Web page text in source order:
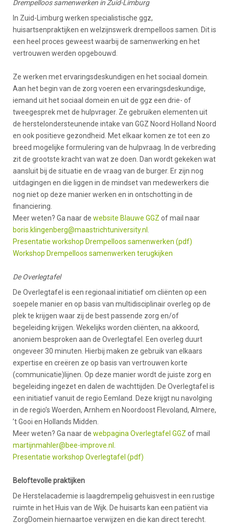
Drempelloos samenwerken in Zuid-Limburg
In Zuid-Limburg werken specialistische ggz,
huisartsenpraktijken en welzijnswerk drempelloos samen. Dit is
een heel proces geweest waarbij de samenwerking en het
vertrouwen werden opgebouwd.
Ze werken met ervaringsdeskundigen en het sociaal domein.
Aan het begin van de zorg voeren een ervaringsdeskundige,
iemand uit het sociaal domein en uit de ggz een drie- of
tweegesprek met de hulpvrager. Ze gebruiken elementen uit
de herstelondersteunende intake van GGZ Noord Holland Noord
en ook positieve gezondheid. Met elkaar komen ze tot een zo
breed mogelijke formulering van de hulpvraag. In de verbreding
zit de grootste kracht van wat ze doen. Dan wordt gekeken wat
aansluit bij de situatie en de vraag van de burger. Er zijn nog
uitdagingen en die liggen in de mindset van medewerkers die
nog niet op deze manier werken en in ontschotting in de
financiering.
Meer weten? Ga naar de website Blauwe GGZ of mail naar
boris.klingenberg@maastrichtuniversity.nl
Presentatie workshop Drempelloos samenwerken (pdf)
Workshop Drempelloos samenwerken terugkijken
De Overlegtafel
De Overlegtafel is een regionaal initiatief om cliënten op een
soepele manier en op basis van multidisciplinair overleg op de
plek te krijgen waar zij de best passende zorg en/of
begeleiding krijgen. Wekelijks worden cliënten, na akkoord,
anoniem besproken aan de Overlegtafel. Een overleg duurt
ongeveer 30 minuten. Hierbij maken ze gebruik van elkaars
expertise en creëren ze op basis van vertrouwen korte
(communicatie)lijnen. Op deze manier wordt de juiste zorg en
begeleiding ingezet en dalen de wachttijden. De Overlegtafel is
een initiatief vanuit de regio Eemland. Deze krijgt nu navolging
in de regio’s Woerden, Arnhem en Noordoost Flevoland, Almere,
’t Gooi en Hollands Midden.
Meer weten? Ga naar de webpagina Overlegtafel GGZ of mail
martijnmahler@bee-improve.nl
Presentatie workshop Overlegtafel (pdf)
Beloftevolle praktijken
De Herstelacademie is laagdrempelig gehuisvest in een rustige
ruimte in het Huis van de Wijk. De huisarts kan een patiënt via
ZorgDomein hiernaartoe verwijzen en die kan direct terecht.